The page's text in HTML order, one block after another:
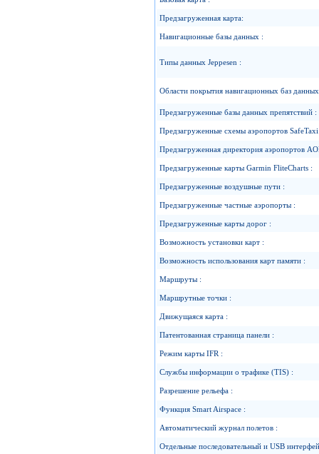
Предзагруженная карта:
Навигационные базы данных :
Типы данных Jeppesen :
Области покрытия навигационных баз
Предзагруженные базы данных препятствий :
Предзагруженные схемы аэропортов
Предзагруженная директория аэропортов
Предзагруженные карты Garmin FliteCharts :
Предзагруженные воздушные пути :
Предзагруженные частные аэропорты :
Предзагруженные карты дорог :
Возможность установки карт :
Возможность использования карт памяти :
Маршруты :
Маршрутные точки :
Движущаяся карта :
Патентованная страница панели :
Режим карты IFR :
Cлужбы информации о трафике (TIS) :
Разрешение рельефа :
Функция Smart Airspace :
Автоматический журнал полетов :
Отдельные последовательный и USB